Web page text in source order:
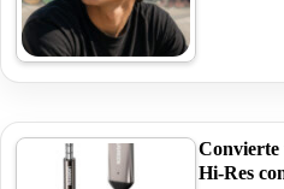
Convierte
Hi-Res